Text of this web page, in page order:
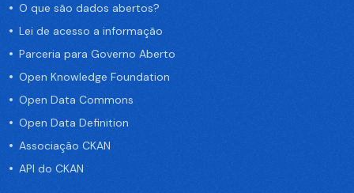
O que são dados abertos?
Lei de acesso a informação
Parceria para Governo Aberto
Open Knowledge Foundation
Open Data Commons
Open Data Definition
Associação CKAN
API do CKAN